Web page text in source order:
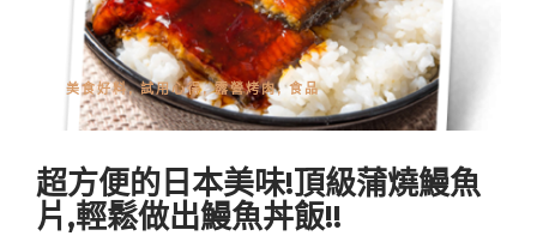
美食好料,試用心得,露營烤肉,食品
超方便的日本美味!頂級蒲燒鰻魚
片,輕鬆做出鰻魚丼飯!!